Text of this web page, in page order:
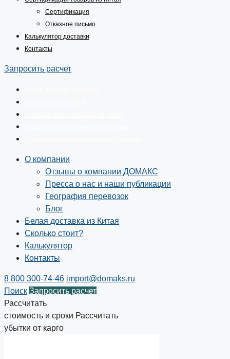
Сертификация
Отказное письмо
Калькулятор доставки
Контакты
Запросить расчет
О компании
Отзывы о компании ДОМАКС
Пресса о нас и наши публикации
География перевозок
Блог
Белая доставка из Китая
Сколько стоит?
Калькулятор
Контакты
8 800 300-74-46 import@domaks.ru
Поиск Запросить расчет
Рассчитать
стоимость и сроки Рассчитать
убытки от карго